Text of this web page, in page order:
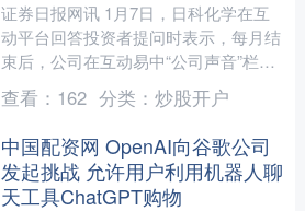
证券日报网讯 1月7日，日科化学在互
动平台回答投资者提问时表示，每月结
束后，公司在互动易中“公司声音”栏目
统一公布每月底的股东人数，请查
阅“公司声音”了解相关信....
查看： 162 分类： 炒股开户
中国配资网 OpenAI向谷歌公司
发起挑战 允许用户利用机器人聊
天工具ChatGPT购物